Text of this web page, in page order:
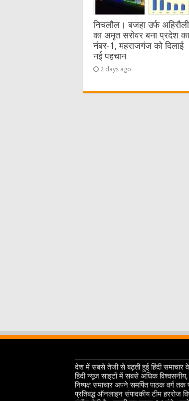
निचलौल। बजहा उर्फ अहिरौली
का अमृत सरोवर बना प्रदेश का
नंबर-1, महराजगंज को दिलाई
नई पहचान
2 days ago
देश में सबसे तेजी से बढ़ती हुई हिंदी समाचार
हिंदी न्यूज साइटों में सबसे अधिक
निष्पक्ष समाचार अपने समर्पित पाठक वर्ग
प्रतिबद्ध ऑनलाइन संपादकीय टीम हररोज